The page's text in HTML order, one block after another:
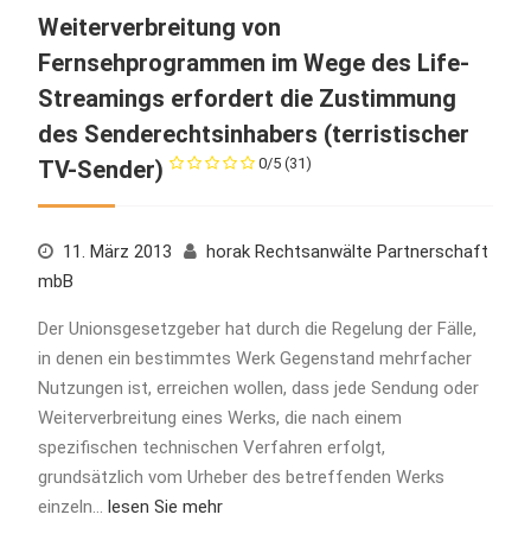
Weiterverbreitung von
Fernsehprogrammen im Wege des Life-
Streamings erfordert die Zustimmung
des Senderechtsinhabers (terristischer
TV-Sender)
0/5 (31)
11. März 2013
horak Rechtsanwälte Partnerschaft
mbB
Der Unionsgesetzgeber hat durch die Regelung der Fälle,
in denen ein bestimmtes Werk Gegenstand mehrfacher
Nutzungen ist, erreichen wollen, dass jede Sendung oder
Weiterverbreitung eines Werks, die nach einem
spezifischen technischen Verfahren erfolgt,
grundsätzlich vom Urheber des betreffenden Werks
einzeln… lesen Sie mehr